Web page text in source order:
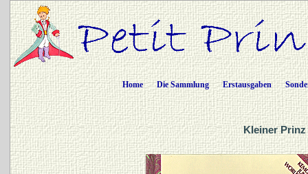
Home Die Sammlung Erstausgaben
Kleiner Prinz